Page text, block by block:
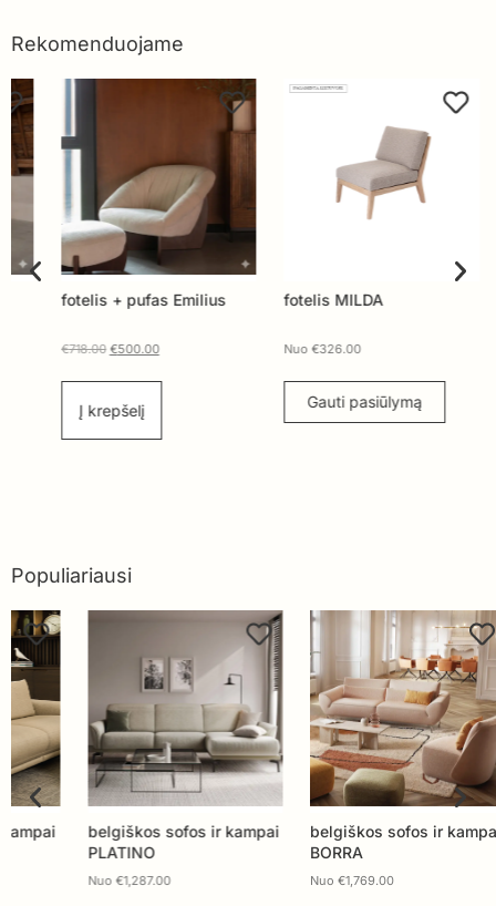
Rekomenduojame
fotelis + pufas Emilius
718.00 €500.00
Į krepšelį
fotelis MILDA
326.00
Gauti pasiūlymą
Populiariausi
belgiškos sofos ir kampai
1,287.00
belgiškos sofos ir kampai
1,769.00